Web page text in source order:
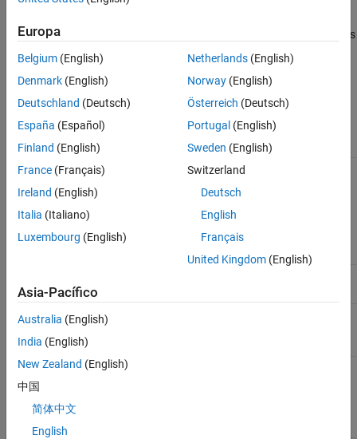
asignaciones para realizar diferentes análisis, por ejemplo, análisis
de asignación basado en recursos. Utilice estereotipos en
asignaciones para ampliar el lenguaje de modelado y capturar
metadatos sobre la relación entre los elementos del modelo para
realizar asignaciones de un entorno a otro.
Clases
systemcomposer.allocation.Allocation
systemcomposer.allocation.AllocationSet
Funciones
expandir todo
Europa
Belgium (English)
Denmark (English)
Deutschland (Deutsch)
España (Español)
Finland (English)
France (Français)
Ireland (English)
Italia (Italiano)
Luxembourg (English)
Netherlands(English)
Norway(English)
Österreich (Deutsch)
Portugal (English)
Sweden (English)
Switzerland
Deutsch
English
Français
United Kingdom(English)
Asia-Pacífico
Australia (English)
India (English)
New Zealand (English)
中国
简体中文
English